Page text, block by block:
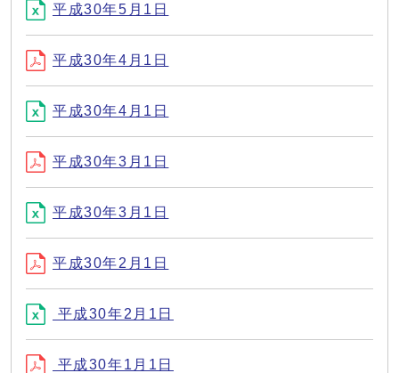
平成30年5月1日
平成30年4月1日
平成30年4月1日
平成30年3月1日
平成30年3月1日
平成30年2月1日
平成30年2月1日
平成30年1月1日